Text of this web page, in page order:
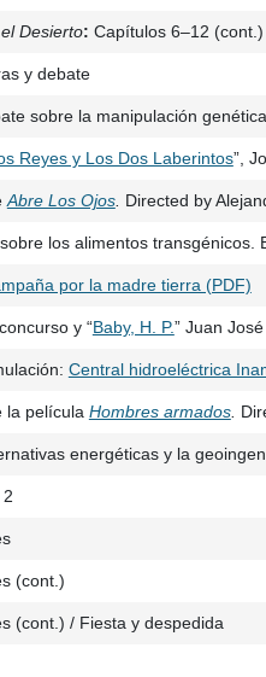
Desierto: Capítulos 6–12 (cont.)
y debate
sobre la manipulación
Reyes y Los Dos Laberintos”,
Abre Los Ojos. Directed by
los alimentos transgénicos.
por la madre tierra (PDF)
y “Baby, H. P.” Juan
Central hidroeléctrica
la película Hombres armados.
energéticas y la
(cont.)
(cont.) / Fiesta y despedida